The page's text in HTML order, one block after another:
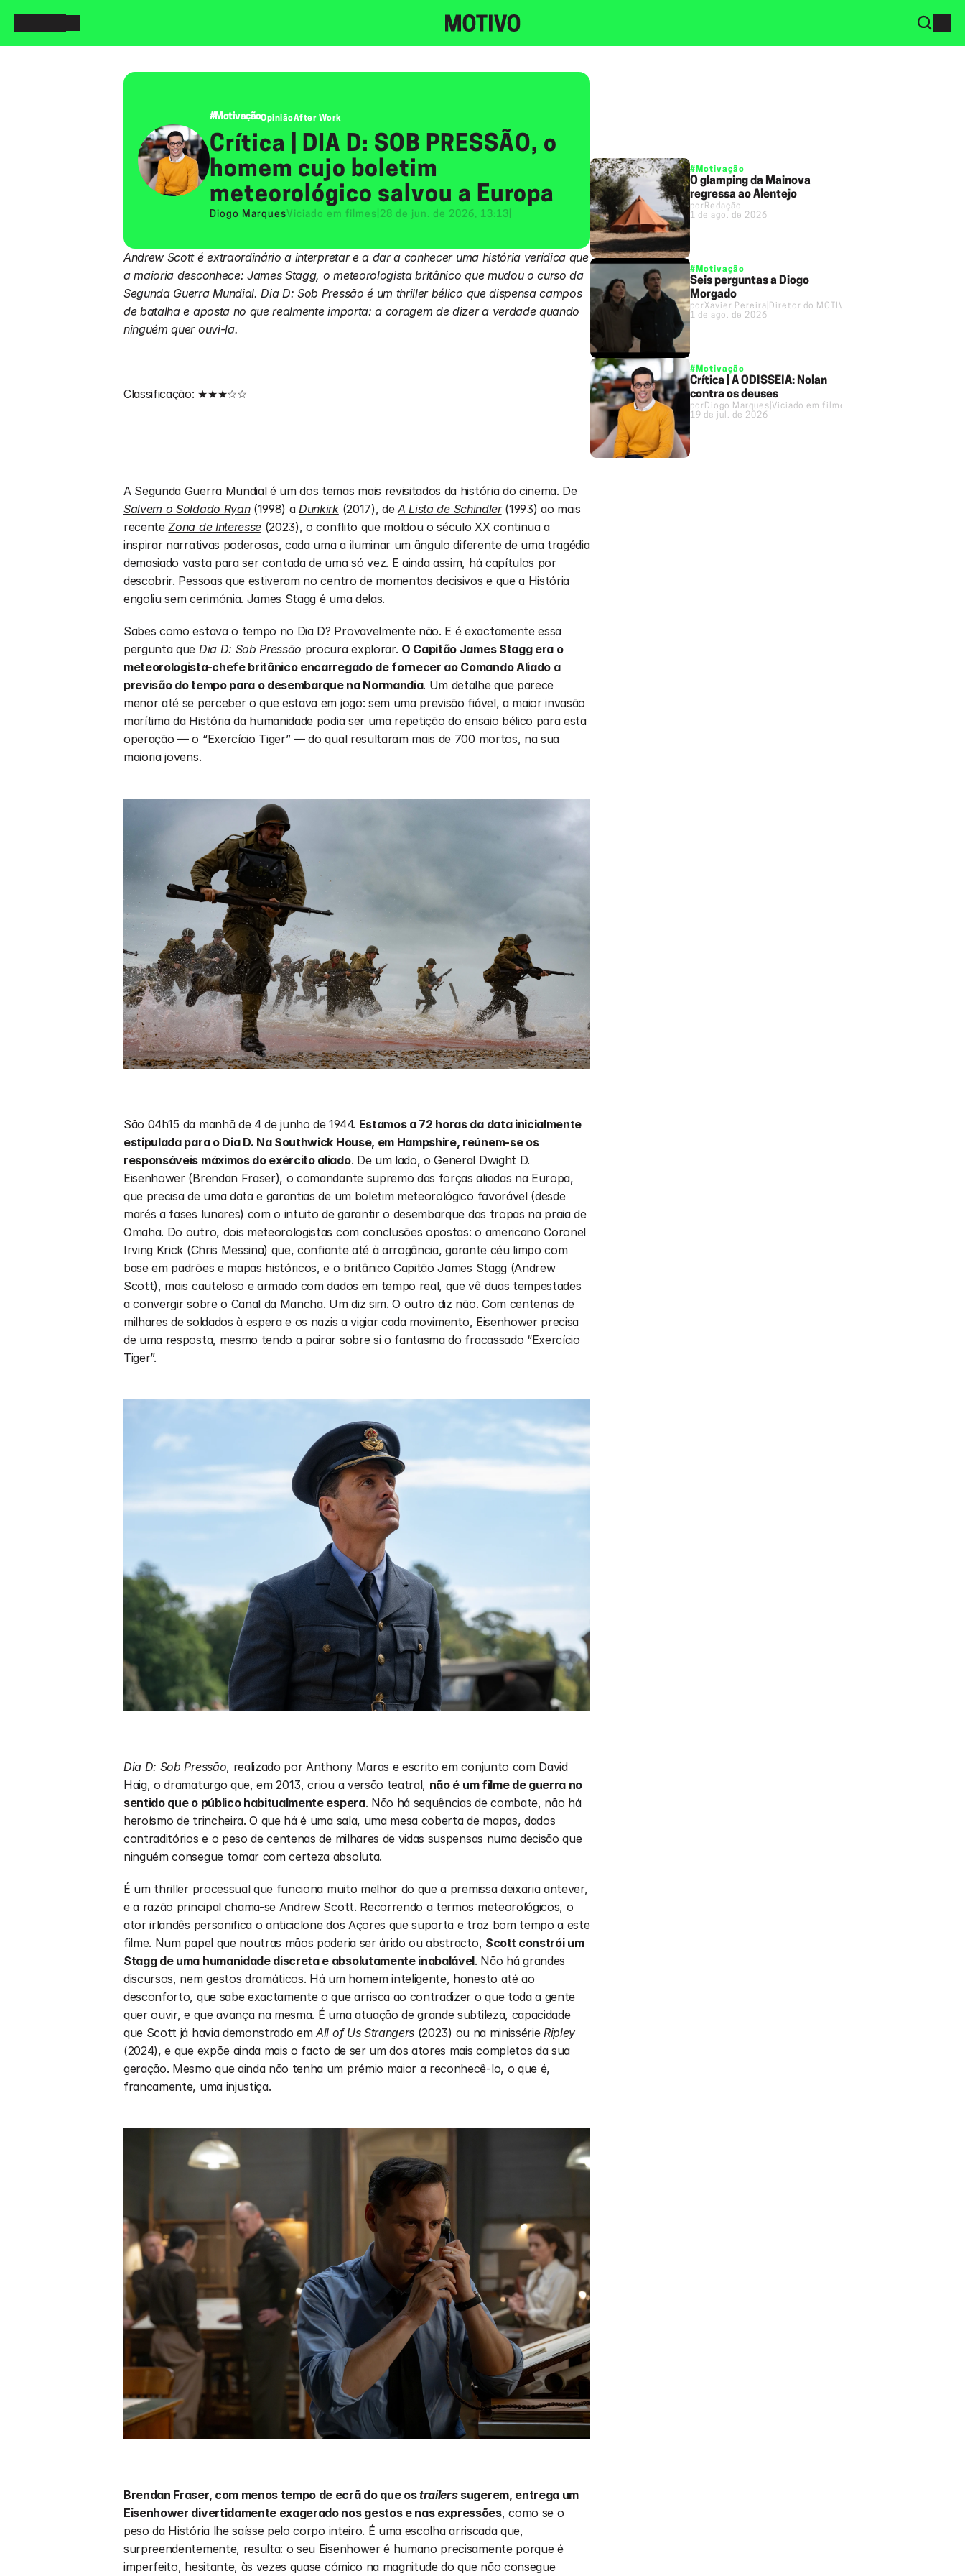
Crítica | DIA D: SOB PRESSÃO, o
homem cujo boletim
meteorológico salvou a Europa
Diogo MarquesViciado em filmes 28 de jun. de 2026, 13:13
#MotivaçãoOpiniãoAfter Work
Andrew Scott é extraordinário a interpretar e a dar a conhecer uma história verídica que
a maioria desconhece: James Stagg, o meteorologista britânico que mudou o curso da
Segunda Guerra Mundial. Dia D: Sob Pressão é um thriller bélico que dispensa campos
de batalha e aposta no que realmente importa: a coragem de dizer a verdade quando
ninguém quer ouvi-la.
Classificação: ★★★☆☆
A Segunda Guerra Mundial é um dos temas mais revisitados da história do cinema. De
Salvem o Soldado Ryan (1998) a Dunkirk (2017), de A Lista de Schindler (1993) ao mais
recente Zona de Interesse (2023), o conflito que moldou o século XX continua a
inspirar narrativas poderosas, cada uma a iluminar um ângulo diferente de uma tragédia
demasiado vasta para ser contada de uma só vez. E ainda assim, há capítulos por
descobrir. Pessoas que estiveram no centro de momentos decisivos e que a História
engoliu sem cerimónia. James Stagg é uma delas.
Sabes como estava o tempo no Dia D? Provavelmente não. E é exactamente essa
pergunta que Dia D: Sob Pressão procura explorar. O Capitão James Stagg era o
meteorologista-chefe britânico encarregado de fornecer ao Comando Aliado a
previsão do tempo para o desembarque na Normandia. Um detalhe que parece
menor até se perceber o que estava em jogo: sem uma previsão fiável, a maior invasão
marítima da História da humanidade podia ser uma repetição do ensaio bélico para esta
operação — o “Exercício Tiger” — do qual resultaram mais de 700 mortos, na sua
maioria jovens.
São 04h15 da manhã de 4 de junho de 1944. Estamos a 72 horas da data inicialmente
estipulada para o Dia D. Na Southwick House, em Hampshire, reúnem-se os
responsáveis máximos do exército aliado. De um lado, o General Dwight D.
Eisenhower (Brendan Fraser), o comandante supremo das forças aliadas na Europa,
que precisa de uma data e garantias de um boletim meteorológico favorável (desde
marés a fases lunares) com o intuito de garantir o desembarque das tropas na praia de
Omaha. Do outro, dois meteorologistas com conclusões opostas: o americano Coronel
Irving Krick (Chris Messina) que, confiante até à arrogância, garante céu limpo com
base em padrões e mapas históricos, e o britânico Capitão James Stagg (Andrew
Scott), mais cauteloso e armado com dados em tempo real, que vê duas tempestades
a convergir sobre o Canal da Mancha. Um diz sim. O outro diz não. Com centenas de
milhares de soldados à espera e os nazis a vigiar cada movimento, Eisenhower precisa
de uma resposta, mesmo tendo a pairar sobre si o fantasma do fracassado “Exercício
Tiger”.
Dia D: Sob Pressão, realizado por Anthony Maras e escrito em conjunto com David
Haig, o dramaturgo que, em 2013, criou a versão teatral, não é um filme de guerra no
sentido que o público habitualmente espera. Não há sequências de combate, não há
heroísmo de trincheira. O que há é uma sala, uma mesa coberta de mapas, dados
contraditórios e o peso de centenas de milhares de vidas suspensas numa decisão que
ninguém consegue tomar com certeza absoluta.
É um thriller processual que funciona muito melhor do que a premissa deixaria antever,
e a razão principal chama-se Andrew Scott. Recorrendo a termos meteorológicos, o
ator irlandês personifica o anticiclone dos Açores que suporta e traz bom tempo a este
filme. Num papel que noutras mãos poderia ser árido ou abstracto, Scott constrói um
Stagg de uma humanidade discreta e absolutamente inabalável. Não há grandes
discursos, nem gestos dramáticos. Há um homem inteligente, honesto até ao
desconforto, que sabe exactamente o que arrisca ao contradizer o que toda a gente
quer ouvir, e que avança na mesma. É uma atuação de grande subtileza, capacidade
que Scott já havia demonstrado em All of Us Strangers (2023) ou na minissérie Ripley
(2024), e que expõe ainda mais o facto de ser um dos atores mais completos da sua
geração. Mesmo que ainda não tenha um prémio maior a reconhecê-lo, o que é,
francamente, uma injustiça.
Brendan Fraser, com menos tempo de ecrã do que os trailers sugerem, entrega um
Eisenhower divertidamente exagerado nos gestos e nas expressões, como se o
peso da História lhe saísse pelo corpo inteiro. É uma escolha arriscada que,
surpreendentemente, resulta: o seu Eisenhower é humano precisamente porque é
imperfeito, hesitante, às vezes quase cómico na magnitude do que não consegue
#Motivação
O glamping da Mainova
regressa ao Alentejo
por Redação
1 de ago. de 2026
#Motivação
Seis perguntas a Diogo
Morgado
porXavier Pereira Diretor do MOTIVO
1 de ago. de 2026
#Motivação
Crítica | A ODISSEIA: Nolan
contra os deuses
por Diogo Marques Viciado em filmes
19 de jul. de 2026